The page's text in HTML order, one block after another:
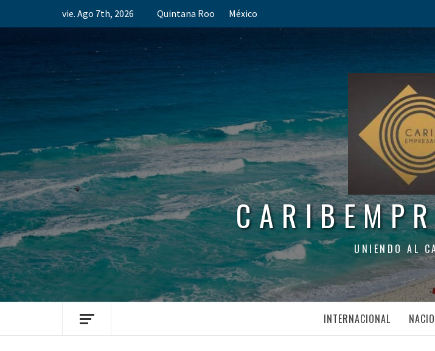
vie. Ago 7th, 2026 Quintana Roo México
UNIENDO AL
INTERNACIONAL